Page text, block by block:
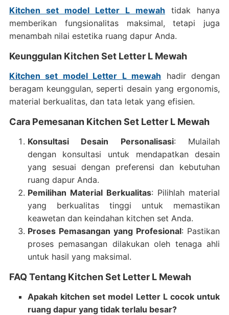
Kitchen set model Letter L mewah tidak hanya
memberikan fungsionalitas maksimal, tetapi juga
menambah nilai estetika ruang dapur Anda.
Keunggulan Kitchen Set Letter L Mewah
Kitchen set model Letter L mewah hadir dengan
beragam keunggulan, seperti desain yang ergonomis,
material berkualitas, dan tata letak yang efisien.
Cara Pemesanan Kitchen Set Letter L Mewah
Konsultasi Desain Personalisasi: Mulailah
dengan konsultasi untuk mendapatkan desain
yang sesuai dengan preferensi dan kebutuhan
ruang dapur Anda.
Pemilihan Material Berkualitas: Pilihlah material
yang berkualitas tinggi untuk memastikan
keawetan dan keindahan kitchen set Anda.
Proses Pemasangan yang Profesional: Pastikan
proses pemasangan dilakukan oleh tenaga ahli
untuk hasil yang maksimal.
FAQ Tentang Kitchen Set Letter L Mewah
Apakah kitchen set model Letter L cocok untuk
ruang dapur yang tidak terlalu besar?